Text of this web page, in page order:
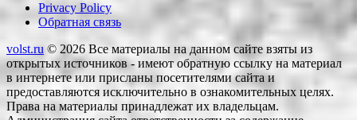
Privacy Policy
Обратная связь
volst.ru © 2026 Все материалы на данном сайте взяты из
открытых источников - имеют обратную ссылку на материал
в интернете или присланы посетителями сайта и
предоставляются исключительно в ознакомительных целях.
Права на материалы принадлежат их владельцам.